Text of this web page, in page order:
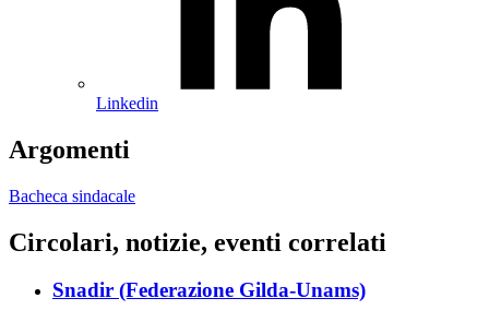
Linkedin
Argomenti
Bacheca sindacale
Circolari, notizie, eventi correlati
Snadir (Federazione Gilda-Unams)